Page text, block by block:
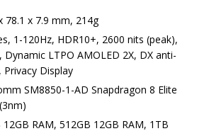
78.1 x 7.9 mm, 214g
1-120Hz, HDR10+, 2600 nits (peak),
Dynamic LTPO AMOLED 2X, DX anti-
Display
SM8850-1-AD Snapdragon 8 Elite
12GB RAM, 512GB 12GB RAM, 1TB